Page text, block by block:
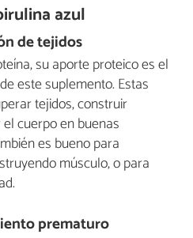
azul
de tejidos
su aporte proteico es el
este suplemento. Estas
tejidos, construir
cuerpo en buenas
es bueno para
músculo, o para
prematuro